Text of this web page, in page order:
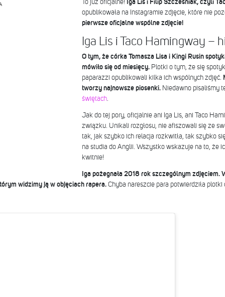
To już oficjalne! Iga Lis i Filip Szcześniak, czyli
opublikowała na Instagramie zdjęcie, które nie
pierwsze oficjalne wspólne zdjęcie!
Iga Lis i Taco Hamingway –
O tym, że córka Tomasza Lisa i Kingi Rusin
mówiło się od miesięcy. Plotki o tym, że się
paparazzi opublikowali kilka ich wspólnych zdjęć.
tworzy najnowsze piosenki. Niedawno pisaliśmy
świętach.
Jak do tej pory, oficjalnie ani Iga Lis, ani Taco
związku. Unikali rozgłosu, nie afiszowali się ze
tak, jak szybko ich relacja rozkwitła, tak szybko
na studia do Anglii. Wszystko wskazuje na to, że
kwitnie!
Iga pożegnała 2018 rok szczególnym zdjęciem.
widzimy ją w objęciach rapera. Chyba nareszcie para potwierdziła plotki